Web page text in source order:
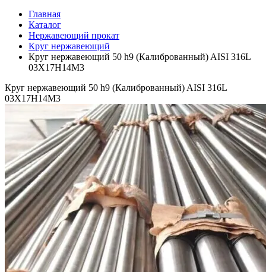
Главная
Каталог
Нержавеющий прокат
Круг нержавеющий
Круг нержавеющий 50 h9 (Калиброванный) AISI 316L
03Х17Н14М3
Круг нержавеющий 50 h9 (Калиброванный) AISI 316L
03Х17Н14М3